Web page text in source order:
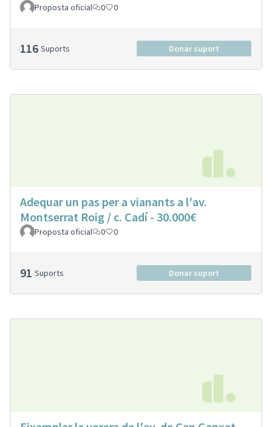
Proposta oficial 0 0
116 Suports Donar suport
Adequar un pas per a vianants a l'av.
Montserrat Roig / c. Cadí - 30.000€
Proposta oficial 0 0
91 Suports Donar suport